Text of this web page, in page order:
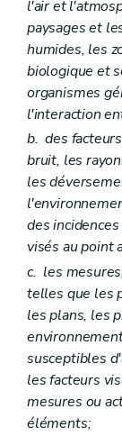
Art.
Art.
Art.
Titre IX
Art.
Art.
Art.
Art.
Titre X
Art.
Art.
Art.
Section
Partie
Titre
Titre II
Art.
Art. R
Partie II
Art. R 3
Art. R 4
Art. R 5
Art. R 6
Art. R 7
Art. R 8
l'air et
paysages et
humides, les
biologique et
organismes
l'interaction
b. des
bruit, les
les
des
visés au point
c. les
telles que les
les plans, les
susceptibles
les facteurs
mesures ou
éléments;